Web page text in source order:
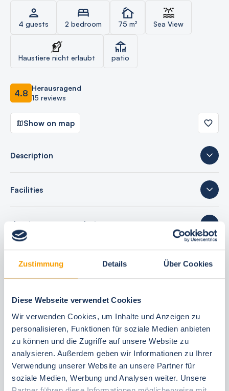
Zustimmung Details Über Cookies
Diese Webseite verwendet Cookies
Wir verwenden Cookies, um Inhalte und Anzeigen zu
personalisieren, Funktionen für soziale Medien anbieten
zu können und die Zugriffe auf unsere Website zu
analysieren. Außerdem geben wir Informationen zu Ihrer
Verwendung unserer Website an unsere Partner für
soziale Medien, Werbung und Analysen weiter. Unsere
4 guests 2 bedroom 75 m² Sea View
Haustiere nicht erlaubt patio
4.8 Herausragend
15 reviews
Show on map
Description
Facilities
sleeping accommodations
Your booking benefits
best price guarantee
Reserve free of charge for 24 hours
30 Tage vor Anreise kostenfrei stornieren
Flexible arrival and departure 24/7